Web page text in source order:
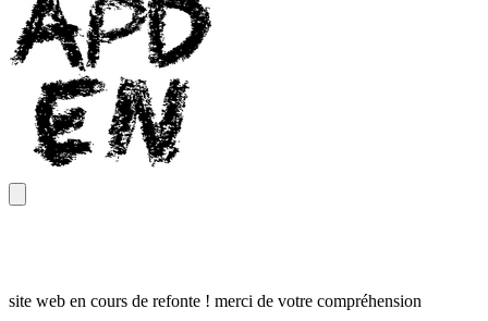
site web en cours de refonte ! merci de votre compréhension